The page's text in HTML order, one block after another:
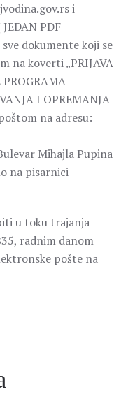
i
PDF
dokumente koji se
na koverti „PRIJAVA
–
I OPREMANJA
na adresu:
Mihajla Pupina
na pisarnici
u toku trajanja
radnim danom
pošte na